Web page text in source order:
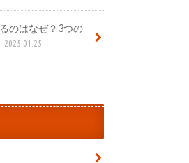
のはなぜ？3つの
2025.01.25